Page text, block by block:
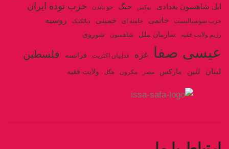
ایل شاهسون بغدادی بوکس جنگ جو بایدن حزب توده ایران
حزب سوسیالیست خاتمی خامنه ای خمینی دیالکتیک روسیه
رژیم ولایت فقیه سازمان ملل شاهسون شوروی
عیسی صفا غزه فداییان اکثریت فرانسه فلسطین
لبنان لنین مارکس مصر مکرون هگل ولایت فقیه